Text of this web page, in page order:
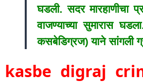
घडली. सदर मारहाणीचा
वाजण्याच्या सुमारास
कसबेडिग्रज) याने सांगली
kasbe digraj